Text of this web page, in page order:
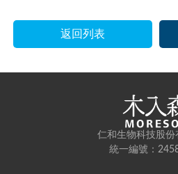
返回列表
仁和生物科技股份
統一編號：